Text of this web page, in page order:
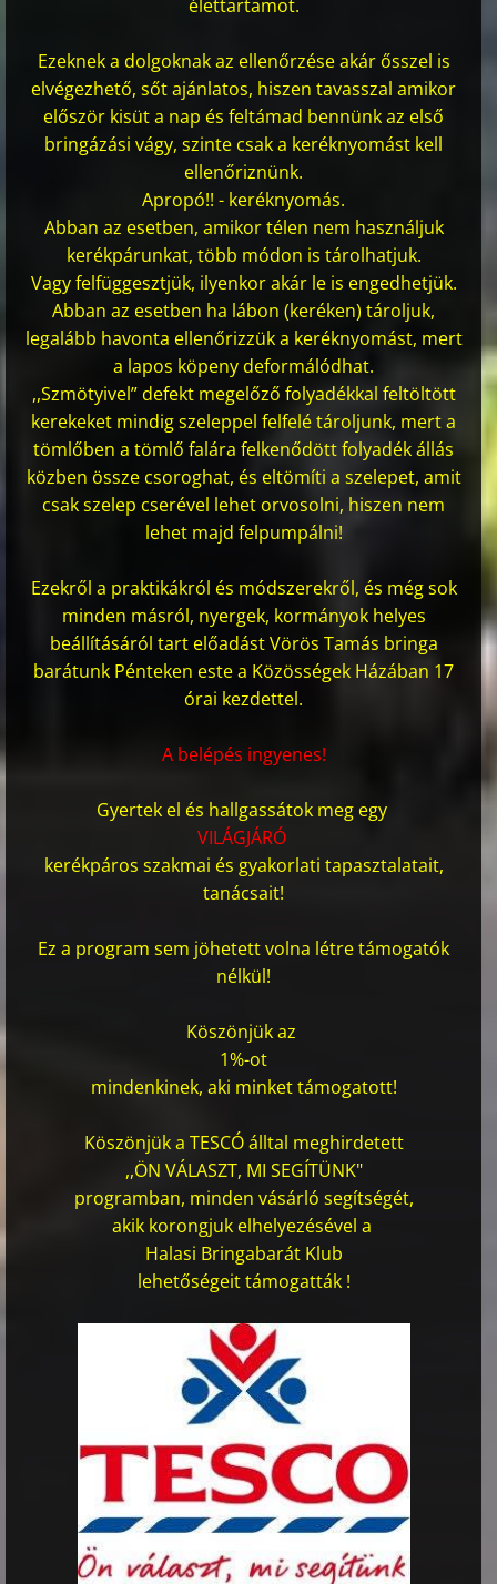
élettartamot.
Ezeknek a dolgoknak az ellenőrzése akár ősszel is
elvégezhető, sőt ajánlatos, hiszen tavasszal amikor
először kisüt a nap és feltámad bennünk az első
bringázási vágy, szinte csak a keréknyomást kell
ellenőriznünk.
Apropó!! - keréknyomás.
Abban az esetben, amikor télen nem használjuk
kerékpárunkat, több módon is tárolhatjuk.
Vagy felfüggesztjük, ilyenkor akár le is engedhetjük.
Abban az esetben ha lábon (keréken) tároljuk,
legalább havonta ellenőrizzük a keréknyomást, mert
a lapos köpeny deformálódhat.
,,Szmötyivel” defekt megelőző folyadékkal feltöltött
kerekeket mindig szeleppel felfelé tároljunk, mert a
tömlőben a tömlő falára felkenődött folyadék állás
közben össze csoroghat, és eltömíti a szelepet, amit
csak szelep cserével lehet orvosolni, hiszen nem
lehet majd felpumpálni!
Ezekről a praktikákról és módszerekről, és még sok
minden másról, nyergek, kormányok helyes
beállításáról tart előadást Vörös Tamás bringa
barátunk Pénteken este a Közösségek Házában 17
órai kezdettel.
A belépés ingyenes!
Gyertek el és hallgassátok meg egy
VILÁGJÁRÓ
kerékpáros szakmai és gyakorlati tapasztalatait,
tanácsait!
Ez a program sem jöhetett volna létre támogatók
nélkül!
Köszönjük az
1%-ot
mindenkinek, aki minket támogatott!
Köszönjük a TESCÓ álltal meghirdetett
,,ÖN VÁLASZT, MI SEGÍTÜNK"
programban, minden vásárló segítségét,
akik korongjuk elhelyezésével a
Halasi Bringabarát Klub
lehetőségeit támogatták !